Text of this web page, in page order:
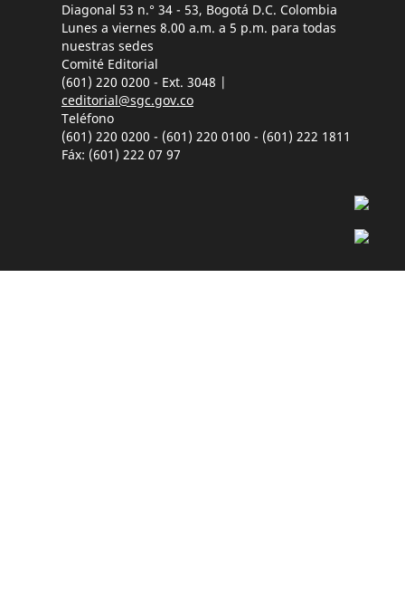
Diagonal 53 n.° 34 - 53, Bogotá D.C. Colombia
Lunes a viernes 8.00 a.m. a 5 p.m. para todas
nuestras sedes
Comité Editorial
(601) 220 0200 - Ext. 3048 |
ceditorial@sgc.gov.co
Teléfono
(601) 220 0200 - (601) 220 0100 - (601) 222 1811
Fáx: (601) 222 07 97